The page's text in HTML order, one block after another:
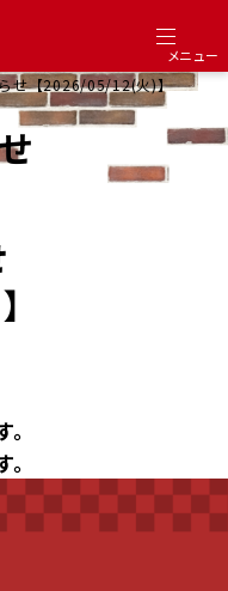
メニュー
せ【2026/05/12(火)】